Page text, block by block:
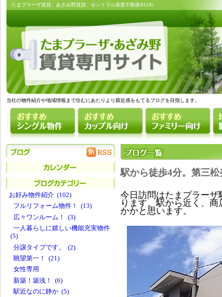
たまプラーザ賃貸、あざみ野賃貸、セントラル産業不動産BLOG
当社の物件紹介や地域情報まで住むにあたりより親近感をもてるブログを目指します。
駅から徒歩4分。第三松
今日訪問はたまプラー
ります。駅から近く、
かかと思います。
お好み物件紹介 (102)
フルリフォーム物件！ (13)
広々ワンルーム！ (3)
一人暮らしに嬉しい機能充実物件
(5)
分譲タイプです。 (2)
眺望第一！ (21)
女性専用
新築！築浅！ (6)
駅近なのに静か (5)